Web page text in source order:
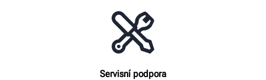
Servisní podpora